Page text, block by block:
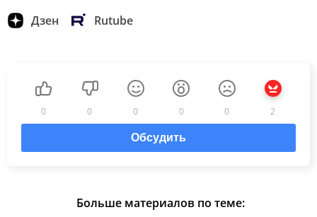
Дзен Rutube
0 0 0 0 0 2
Обсудить
Больше материалов по теме: